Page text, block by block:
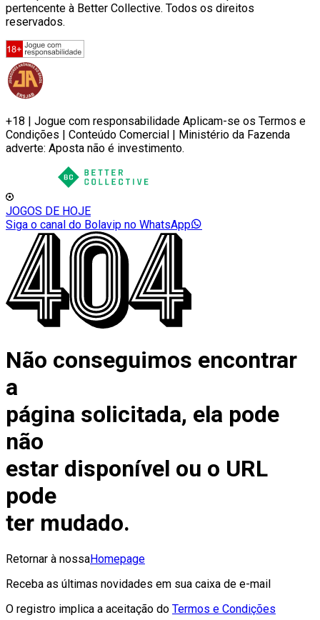
pertencente à Better Collective. Todos os direitos
reservados.
+18 | Jogue com responsabilidade Aplicam-se os Termos e
Condições | Conteúdo Comercial | Ministério da Fazenda
adverte: Aposta não é investimento.
JOGOS DE HOJE
Siga o canal do Bolavip no WhatsApp
Não conseguimos encontrar
a
página solicitada, ela pode
não
estar disponível ou o URL
pode
ter mudado.
Retornar à nossaHomepage
Receba as últimas novidades em sua caixa de e-mail
O registro implica a aceitação do Termos e Condições